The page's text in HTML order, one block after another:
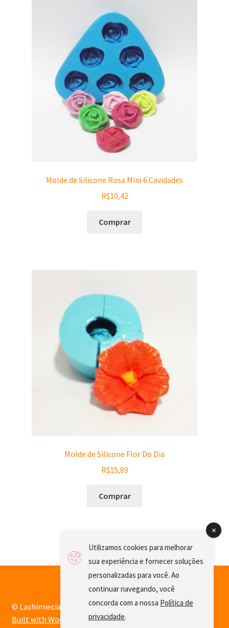
Molde de Silicone Rosa Mini 6 Cavidades
R$10,42
Comprar
Molde de Silicone Flor Do Dia
R$15,89
Comprar
© Lashimiecia 2026
Built with WooCommerce.
Utilizamos cookies para melhorar
sua experiência e fornecer soluções
personalizadas para você. Ao
continuar navegando, você
concorda com a nossa Política de
privacidade.